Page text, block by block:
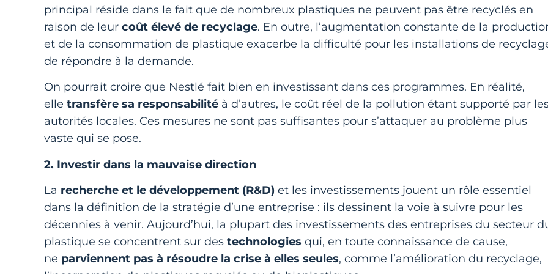
principal réside dans le fait que de nombreux plastiques ne peuvent pas être recyclés en
raison de leur coût élevé de recyclage. En outre, l’augmentation constante de la
et de la consommation de plastique exacerbe la difficulté pour les installations de
de répondre à la demande.
On pourrait croire que Nestlé fait bien en investissant dans ces programmes. En réalité,
elle transfère sa responsabilité à d’autres, le coût réel de la pollution étant supporté par
autorités locales. Ces mesures ne sont pas suffisantes pour s’attaquer au problème plus
vaste qui se pose.
2. Investir dans la mauvaise direction
La recherche et le développement (R&D) et les investissements jouent un rôle essentiel
dans la définition de la stratégie d’une entreprise : ils dessinent la voie à suivre pour les
décennies à venir. Aujourd’hui, la plupart des investissements des entreprises du secteur
plastique se concentrent sur des technologies qui, en toute connaissance de cause,
ne parviennent pas à résoudre la crise à elles seules, comme l’amélioration du recyclage,